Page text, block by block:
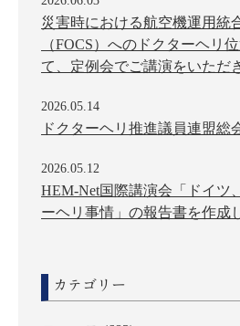
災害時における航空機運用統
（FOCS）へのドクターヘリ
て、定例会でご講演をいただ
2026.05.14
ドクターヘリ推進議員連盟総
2026.05.12
HEM-Net国際講演会「ドイツ
ーヘリ事情」の報告書を作成
カテゴリー